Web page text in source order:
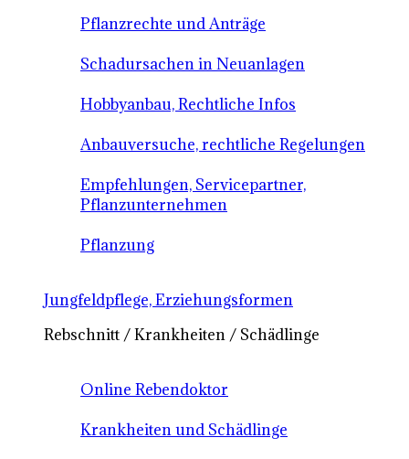
Pflanzrechte und Anträge
Schadursachen in Neuanlagen
Hobbyanbau, Rechtliche Infos
Anbauversuche, rechtliche Regelungen
Empfehlungen, Servicepartner,
Pflanzunternehmen
Pflanzung
Jungfeldpflege, Erziehungsformen
Rebschnitt / Krankheiten / Schädlinge
Online Rebendoktor
Krankheiten und Schädlinge